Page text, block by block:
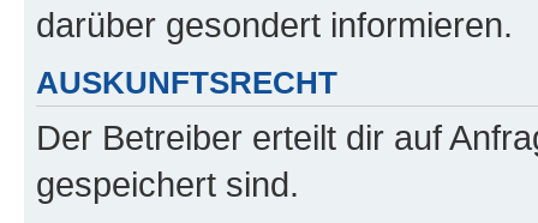
darüber gesondert informieren.
AUSKUNFTSRECHT
Der Betreiber erteilt dir auf
gespeichert sind.